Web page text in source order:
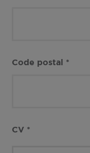
Code postal *
CV *